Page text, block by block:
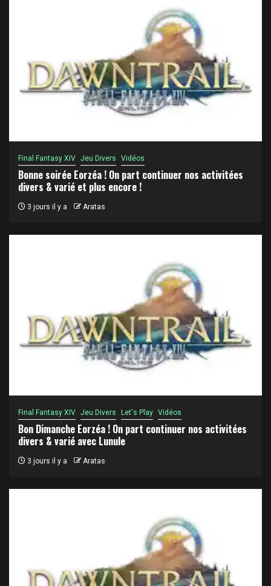
Final Fantasy XIV Jeu Divers Vidéos
Bonne soirée Eorzéa ! On part continuer nos activitées
divers & varié et plus encore !
3 jours il y a Aratas
Final Fantasy XIV Jeu Divers Let's Play Vidéos
Bon Dimanche Eorzéa ! On part continuer nos activitées
divers & varié avec Lunule
3 jours il y a Aratas